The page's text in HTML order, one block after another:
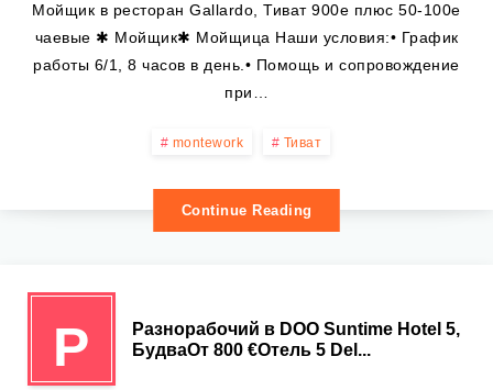
Мойщик в ресторан Gallardo, Тиват 900е плюс 50-100е
чаевые ✱ Мойщик✱ Мойщица Наши условия:• График
работы 6/1, 8 часов в день.• Помощь и сопровождение
при…
montework Тиват
Continue Reading
Р
Разнорабочий в DOO Suntime Hotel 5,
БудваОт 800 €Отель 5 Del...